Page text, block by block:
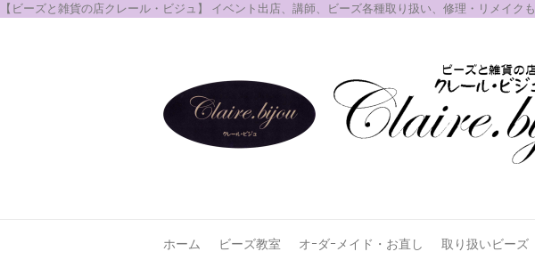
【ビーズと雑貨の店クレール・ビジュ】 イベント出店、講師、ビーズ各種取り扱い、修理・リメイク
ホーム ビーズ教室 オｰダｰメイド・お直し 取り扱いビーズ